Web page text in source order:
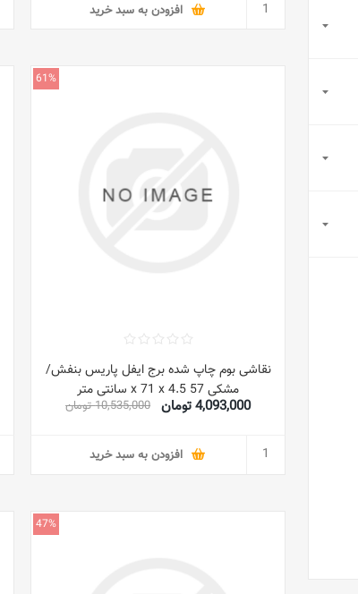
افزودن به سبد خرید
61%
نقاشی بوم چاپ شده برج ایفل پاریس بنفش/
مشکی 57 x 71 x 4.5 سانتی متر
4,093,000 تومان 10,535,000 تومان
افزودن به سبد خرید
47%